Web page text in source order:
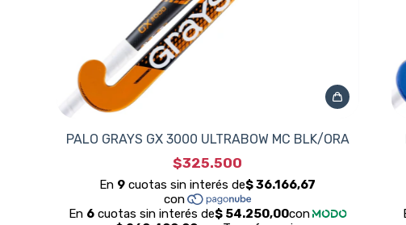
PALO GRAYS GX 3000 ULTRABOW MC BLK/ORA
$325.500